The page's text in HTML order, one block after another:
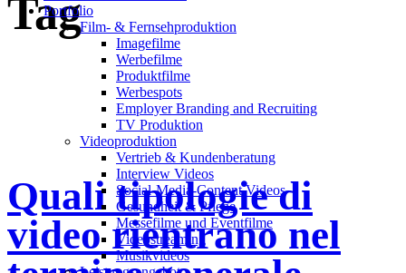
Portfolio
Film- & Fernsehproduktion
Imagefilme
Werbefilme
Produktfilme
Werbespots
Employer Branding and Recruiting
TV Produktion
Videoproduktion
Vertrieb & Kundenberatung
Interview Videos
Social-Media-Content Videos
Gesundheit & Pflege
Mes­se­filme und Eventfilme
Video­strea­ming
Musikvideos
Tag
Quali tipologie di
video rientrano nel